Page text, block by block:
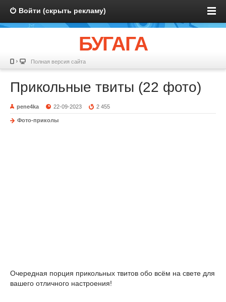
Войти (скрыть рекламу)
БУГАГА
Полная версия сайта
Прикольные твиты (22 фото)
pene4ka 22-09-2023 2 455
Фото-приколы
Очередная порция прикольных твитов обо всём на свете для
вашего отличного настроения!